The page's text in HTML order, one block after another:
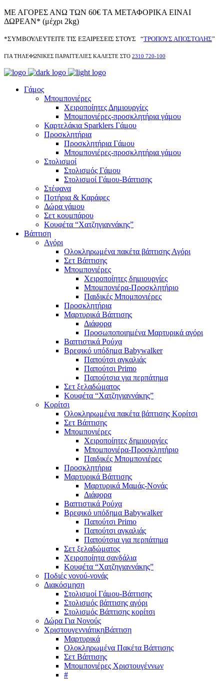
ΜΕ ΑΓΟΡΕΣ ΑΝΩ ΤΩΝ 60€ ΤΑ ΜΕΤΑΦΟΡΙΚΑ ΕΙΝΑΙ
ΔΩΡΕΑΝ* (μέχρι 2kg)
*ΣΥΜΒΟΥΛΕΥΤΕΙΤΕ ΤΙΣ ΕΞΑΙΡΕΣΕΙΣ ΣΤΟΥΣ “ΤΡΟΠΟΥΣ ΑΠΟΣΤΟΛΗΣ”
ΓΙΑ ΤΗΛΕΦΩΝΙΚΕΣ ΠΑΡΑΓΓΕΛΙΕΣ ΚΑΛΕΣΤΕ ΣΤΟ 2310 720-100
Γάμος
Μπομπονιέρες
Χειροποίητες Δημιουργίες
Μπομπονιέρες-προσκλητήρια γάμου
Καρτελάκια Sparklers Γάμου
Προσκλητήρια
Προσκλητήρια Γάμου
Μπομπονιέρες-προσκλητήρια γάμου
Στολισμοί
Στολισμός Γάμου
Στολισμοί Γάμου-Βάπτισης
Στέφανα
Ποτήρια & Καράφες
Δώρα γάμου
Σετ κουμπάρου
Κουφέτα “Χατζηγιαννάκης”
Βάπτιση
Αγόρι
Ολοκληρωμένα πακέτα βάπτισης Αγόρι
Σετ Βάπτισης
Μπομπονιέρες
Χειροποίητες δημιουργίες
Μπομπονιέρα-Προσκλητήριο
Παιδικές Μπομπονιέρες
Προσκλητήρια
Μαρτυρικά Βάπτισης
Διάφορα
Προσωποποιημένα Μαρτυρικά αγόρι
Βαπτιστικά Ρούχα
Βρεφικό υπόδημα Babywalker
Παπούτσι αγκαλιάς
Παπούτσι Primo
Παπούτσια για περπάτημα
Σετ ξελαδώματος
Κουφέτα “Χατζηγιαννάκης”
Κορίτσι
Ολοκληρωμένα πακέτα βάπτισης Κορίτσι
Σετ Βάπτισης
Μπομπονιέρες
Χειροποίητες δημιουργίες
Μπομπονιέρα-Προσκλητήριο
Παιδικές Μπομπονιέρες
Προσκλητήρια
Μαρτυρικά Βάπτισης
Μαρτυρικά Μαμάς-Νονάς
Διάφορα
Βαπτιστικά Ρούχα
Βρεφικό υπόδημα Babywalker
Παπούτσι Primo
Παπούτσι αγκαλιάς
Παπούτσια για περπάτημα
Σετ ξελαδώματος
Χειροποίητα σανδάλια
Κουφέτα “Χατζηγιαννάκης”
Ποδιές νονού-νονάς
Διακόσμηση
Στολισμοί Γάμου-Βάπτισης
Στολισμός βάπτισης αγόρι
Στολισμός Βάπτισης κορίτσι
Δώρα Για Νονούς
ΧριστουγεννιάτικηΒάπτιση
Μαρτυρικά
Ολοκληρωμένα Πακέτα Βάπτισης
Σετ Βάπτισης
Μπομπονιέρες Χριστουγέννων
#